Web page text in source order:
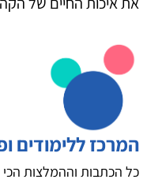
המרכז ללימודים
כל הכתבות וההמלצות הכי